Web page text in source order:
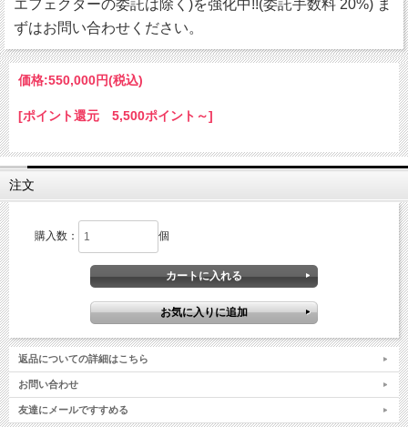
エフェクターの委託は除く)を強化中!!(委託手数料 20%) ま
ずはお問い合わせください。
価格:550,000円(税込)
[ポイント還元 5,500ポイント～]
注文
購入数： 個
返品についての詳細はこちら
お問い合わせ
友達にメールですすめる